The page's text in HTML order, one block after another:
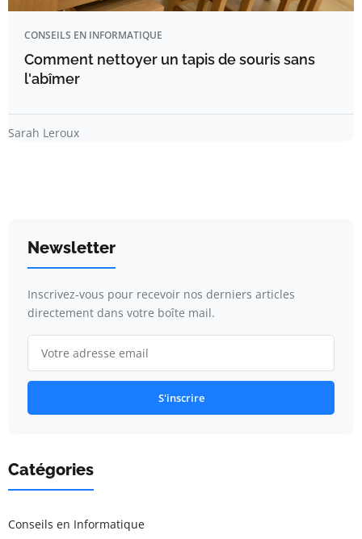
CONSEILS EN INFORMATIQUE
Comment nettoyer un tapis de souris sans
l'abîmer
Sarah Leroux
Newsletter
Inscrivez-vous pour recevoir nos derniers articles
directement dans votre boîte mail.
S'inscrire
Catégories
Conseils en Informatique